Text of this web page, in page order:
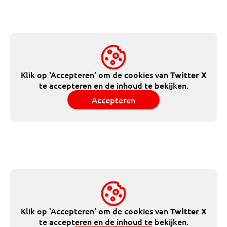
Klik op 'Accepteren' om de cookies vanTwitter X
te accepteren en de inhoud te bekijken.
Accepteren
Klik op 'Accepteren' om de cookies vanTwitter X
te accepteren en de inhoud te bekijken.